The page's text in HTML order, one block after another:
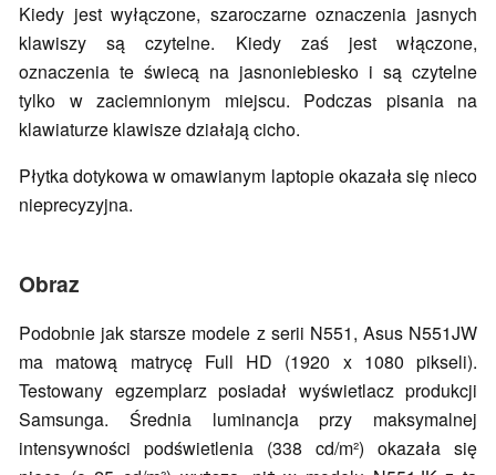
Kiedy jest wyłączone, szaroczarne oznaczenia jasnych
klawiszy są czytelne. Kiedy zaś jest włączone,
oznaczenia te świecą na jasnoniebiesko i są czytelne
tylko w zaciemnionym miejscu. Podczas pisania na
klawiaturze klawisze działają cicho.
Płytka dotykowa w omawianym laptopie okazała się nieco
nieprecyzyjna.
Obraz
Podobnie jak starsze modele z serii N551, Asus N551JW
ma matową matrycę Full HD (1920 x 1080 pikseli).
Testowany egzemplarz posiadał wyświetlacz produkcji
Samsunga. Średnia luminancja przy maksymalnej
intensywności podświetlenia (338 cd/m²) okazała się